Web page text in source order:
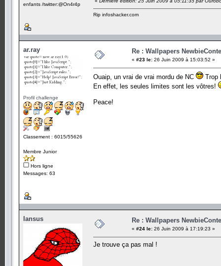
enfants /twitter:@On4r4p
Rip infoshacker.com
ar.ray
Profil challenge
Classement : 6015/55626
Membre Junior
Hors ligne
Messages: 63
Re : Wallpapers
« #23 le: 26 Juin 2009 à 15:03:52 »
Ouaip, un vrai de vrai mordu de NC
Trop
En effet, les seules limites sont les vôtres!
Peace!
Iansus Re : Wallpapers
« #24 le: 26 Juin 2009 à 17:19:23 »
Je trouve ça pas mal !